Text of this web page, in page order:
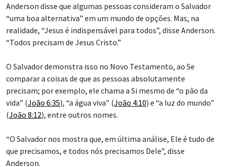
Anderson disse que algumas pessoas consideram o Salvador
“uma boa alternativa” em um mundo de opções. Mas, na
realidade, “Jesus é indispensável para todos”, disse Anderson.
“Todos precisam de Jesus Cristo.”
O Salvador demonstra isso no Novo Testamento, ao Se
comparar a coisas de que as pessoas absolutamente
precisam; por exemplo, ele chama a Si mesmo de “o pão da
vida” (João 6:35), “a água viva” (João 4:10) e “a luz do mundo”
(João 8:12), entre outros nomes.
“O Salvador nos mostra que, em última análise, Ele é tudo de
que precisamos, e todos nós precisamos Dele”, disse
Anderson.